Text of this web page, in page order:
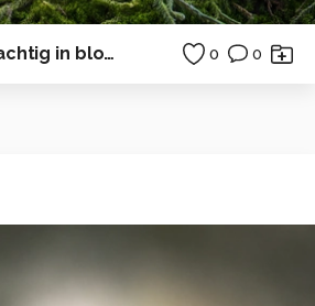
De heide staat prachtig in bloei. 0 0